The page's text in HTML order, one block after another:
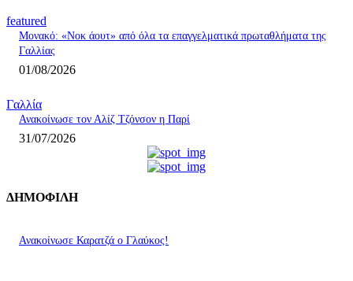
featured
Μονακό: «Νοκ άουτ» από όλα τα επαγγελματικά πρωταθλήματα της
Γαλλίας
01/08/2026
Γαλλία
Ανακοίνωσε τον Αλίζ Τζόνσον η Παρί
31/07/2026
ΔΗΜΟΦΙΛΗ
Ανακοίνωσε Καρατζά ο Γλαύκος!